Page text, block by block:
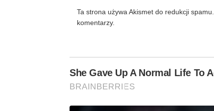
Ta strona używa Akismet do redukcji spamu.
komentarzy.